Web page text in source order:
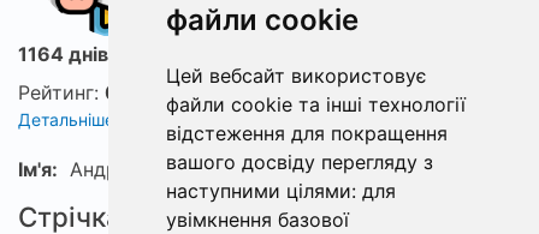
файли cookie
Цей вебсайт використовує
файли cookie та інші технології
відстеження для покращення
вашого досвіду перегляду з
наступними цілями: для
увімкнення базової
1164 днів з ФішХаб
Рейтинг: 0
Детальніше про рейтинг
Ім'я: Андрій
Стрічка